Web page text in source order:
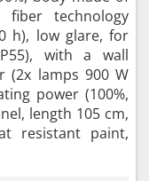
fiber technology
h), low glare, for
with a wall
(2x lamps 900 W
power (100%,
length 105 cm,
resistant paint,